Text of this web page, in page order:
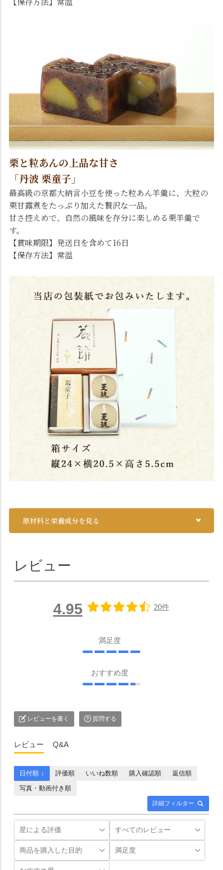
栗と粒あんの上品な甘さ
「丹波 栗童子」
最高級の京都大納言小豆を使った粒あん羊羹に、大粒の
栗甘露煮をたっぷり加えた贅沢な一品。
甘さ控えめで、自然の風味を存分に楽しめる栗羊羹で
す。
【賞味期限】発送日を含めて16日
【保存方法】常温
原材料と栄養成分を見る
レビュー
4.95 20件
満足度
おすすめ度
レビューを書く 質問する
レビュー Q&A
詳細フィルター
日付順 ↓ 評価順 いいね数順 購入確認順
返信順
写真・動画付き順